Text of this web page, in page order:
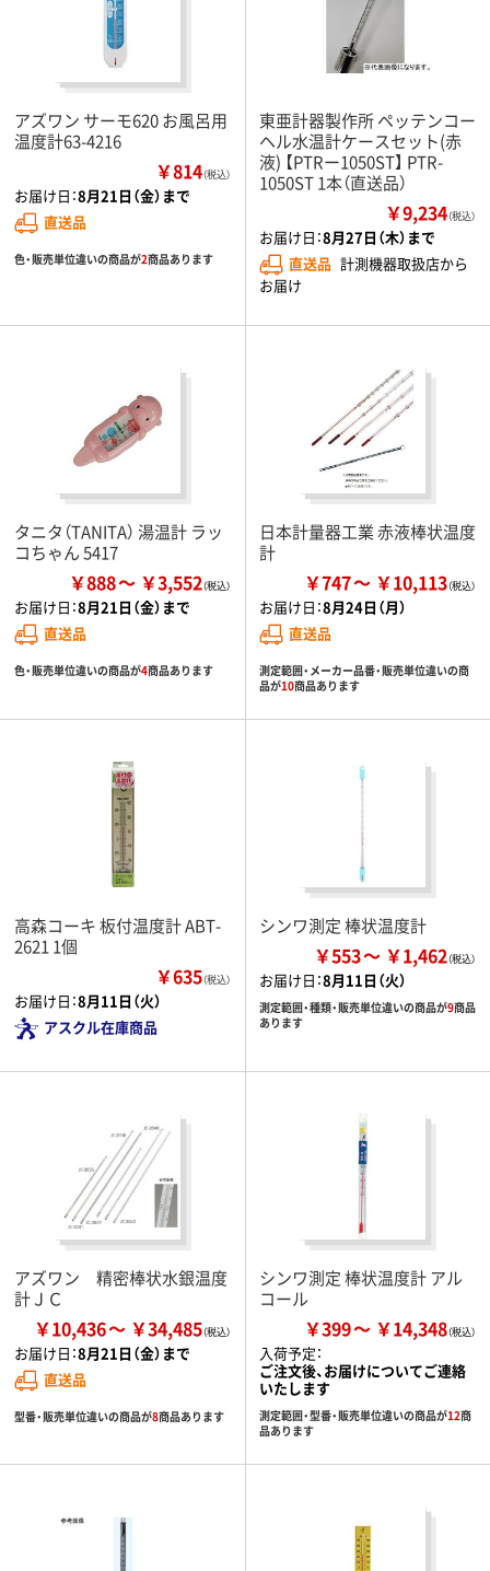
アズワン サーモ620 お風呂用
温度計63-4216
￥814（税込）
お届け日：8月21日（金）まで
直送品
色・販売単位違いの商品が2商品あります
東亜計器製作所 ペッテンコー
ヘル水温計ケースセット(赤
液) 【PTRー1050ST】 PTR-
1050ST 1本（直送品）
￥9,234（税込）
お届け日：8月27日（木）まで
直送品 計測機器取扱店から
お届け
タニタ（TANITA） 湯温計 ラッ
コちゃん 5417
￥888 ￥3,552
お届け日：8月21日（金）まで
直送品
色・販売単位違いの商品が4商品あります
日本計量器工業 赤液棒状温度
計
￥747 ￥10,113
お届け日：8月24日（月）
直送品
測定範囲・メーカー品番・販売単位違いの商
品が10商品あります
高森コーキ 板付温度計 ABT-
2621 1個
￥635（税込）
お届け日：8月11日（火）
アスクル在庫商品
シンワ測定 棒状温度計
￥553 ￥1,462
お届け日：8月11日（火）
測定範囲・種類・販売単位違いの商品が9商品
あります
アズワン 精密棒状水銀温度
計ＪＣ
￥10,436 ￥34,485
お届け日：8月21日（金）まで
直送品
型番・販売単位違いの商品が8商品あります
シンワ測定 棒状温度計 アル
コール
￥399 ￥14,348
入荷予定：
ご注文後、お届けについてご連絡
いたします
測定範囲・型番・販売単位違いの商品が12商
品あります